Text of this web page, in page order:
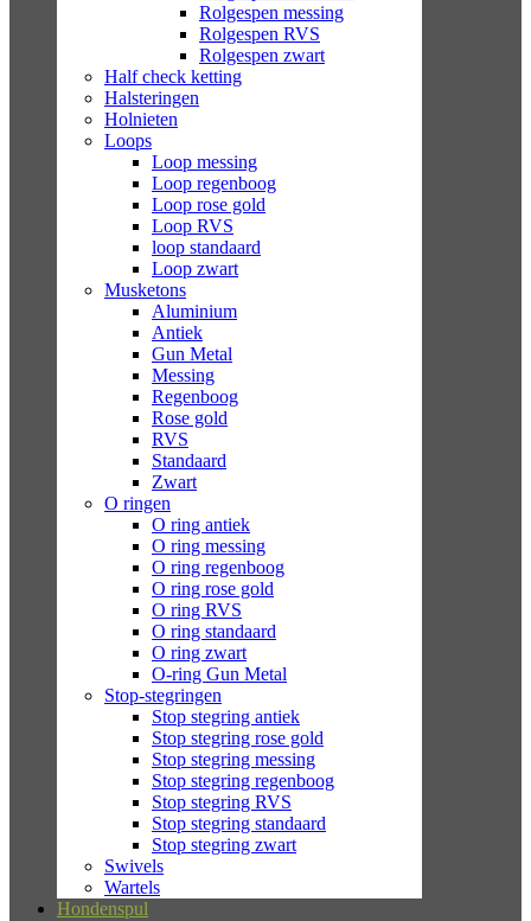
Rolgespen messing
Rolgespen RVS
Rolgespen zwart
Half check ketting
Halsteringen
Holnieten
Loops
Loop messing
Loop regenboog
Loop rose gold
Loop RVS
loop standaard
Loop zwart
Musketons
Aluminium
Antiek
Gun Metal
Messing
Regenboog
Rose gold
RVS
Standaard
Zwart
O ringen
O ring antiek
O ring messing
O ring regenboog
O ring rose gold
O ring RVS
O ring standaard
O ring zwart
O-ring Gun Metal
Stop-stegringen
Stop stegring antiek
Stop stegring rose gold
Stop stegring messing
Stop stegring regenboog
Stop stegring RVS
Stop stegring standaard
Stop stegring zwart
Swivels
Wartels
Hondenspul